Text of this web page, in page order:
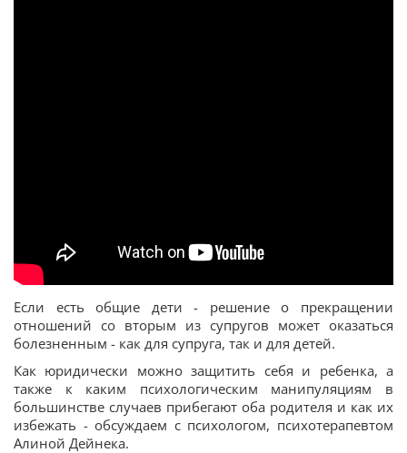
Если есть общие дети - решение о прекращении
отношений со вторым из супругов может оказаться
болезненным - как для супруга, так и для детей.
Как юридически можно защитить себя и ребенка, а
также к каким психологическим манипуляциям в
большинстве случаев прибегают оба родителя и как их
избежать - обсуждаем с психологом, психотерапевтом
Алиной Дейнека.